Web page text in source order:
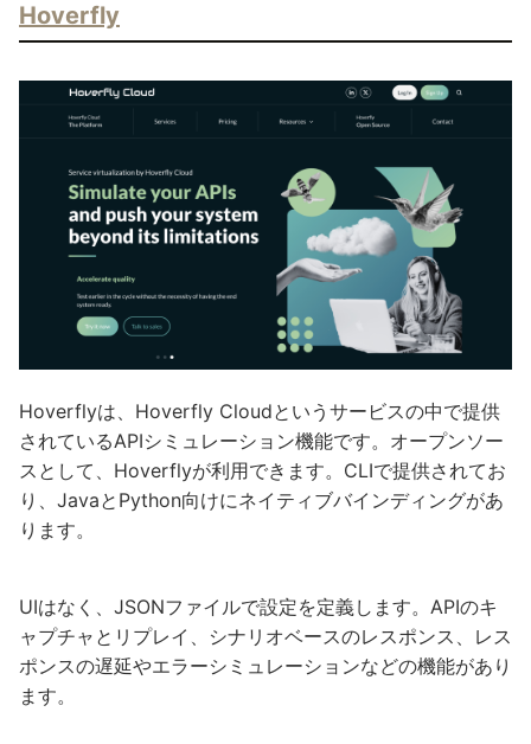
Hoverfly
Hoverflyは、Hoverfly Cloudというサービスの中で提供
されているAPIシミュレーション機能です。オープンソー
スとして、Hoverflyが利用できます。CLIで提供されてお
り、JavaとPython向けにネイティブバインディングがあ
ります。
UIはなく、JSONファイルで設定を定義します。APIのキ
ャプチャとリプレイ、シナリオベースのレスポンス、レス
ポンスの遅延やエラーシミュレーションなどの機能があり
ます。